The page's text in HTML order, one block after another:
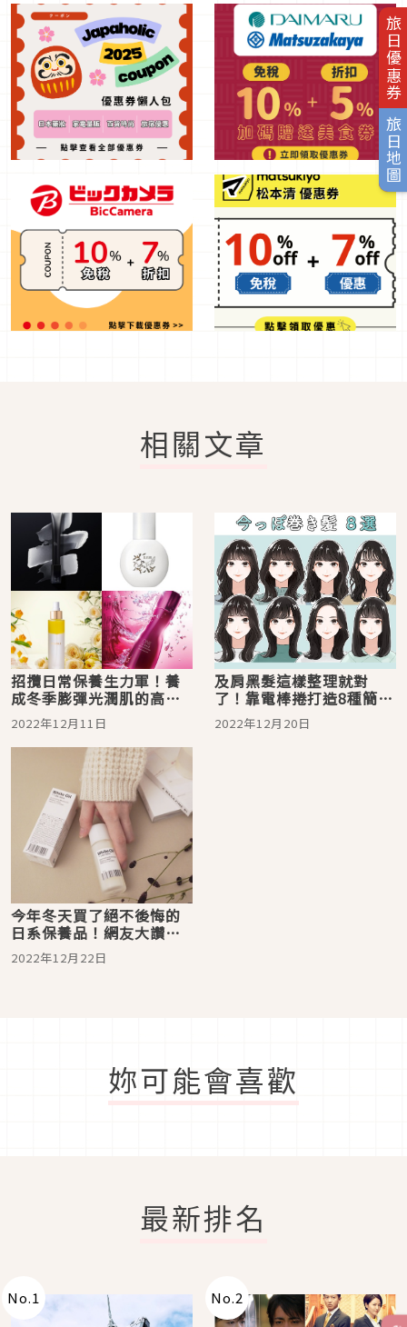
旅日優惠券
旅日地圖
相關文章
招攬日常保養生力軍！養
成冬季膨彈光潤肌的高機
能日本最新保養品5選
2022年12月11日
及肩黑髮這樣整理就對
了！靠電棒捲打造8種簡單
又時尚的捲髮造型
2022年12月20日
今年冬天買了絕不後悔的
日系保養品！網友大讚會
進化的發光肌製造器簡直
神
2022年12月22日
妳可能會喜歡
最新排名
No.1 No.2